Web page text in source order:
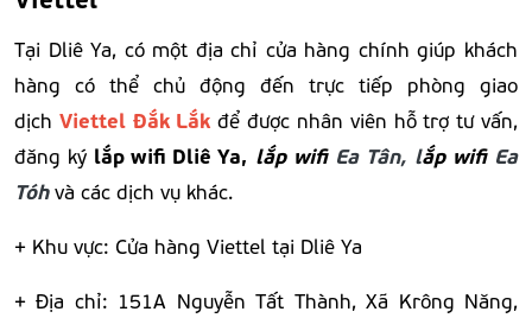
Tại Dliê Ya, có một địa chỉ cửa hàng chính giúp khách
hàng có thể chủ động đến trực tiếp phòng giao
dịch Viettel Đắk Lắk để được nhân viên hỗ trợ tư vấn,
đăng ký lắp wifi Dliê Ya, lắp wifi Ea Tân, lắp wifi Ea
Tóhvà các dịch vụ khác.
+ Khu vực: Cửa hàng Viettel tại Dliê Ya
+ Địa chỉ: 151A Nguyễn Tất Thành, Xã Krông Năng,